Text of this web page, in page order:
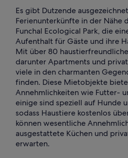
Es gibt Dutzende
Ferienunterkünfte in der Nähe
Funchal Ecological Park, die
Aufenthalt für Gäste und ihre
Mit über 80
darunter Apartments und
viele in den charmanten
finden. Diese Mietobjekte
Annehmlichkeiten wie Futter-
einige sind speziell auf Hunde
sodass Haustiere kostenlos
können wesentliche
ausgestattete Küchen und
erwarten.